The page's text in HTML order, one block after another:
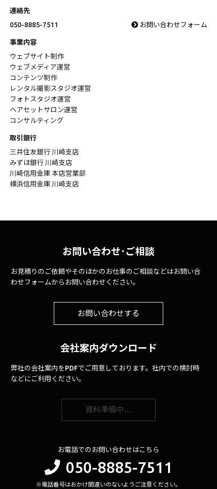
連絡先
050-8885-7511
お問い合わせフォーム
事業内容
ウェブサイト制作
ウェブメディア運営
コンテンツ制作
レンタル撮影スタジオ運営
フォトスタジオ運営
ヘアセットサロン運営
コンサルティング
取引銀行
三井住友銀行 川崎支店
みずほ銀行 川崎支店
川崎信用金庫 本店営業部
横浜信用金庫 川崎支店
お問い合わせ･ご相談
お見積りのご依頼やそのほかのお仕事のご相談などはお問い合
わせフォームからお問い合わせください。
お問い合わせする
会社案内ダウンロード
弊社の会社案内をPDFでご用意しております。社内での検討時
などにご利用ください。
資料準備中…
お電話でのお問い合わせはこちら
050-8885-7511
※電話番号はおかけ間違いのないようご注意ください。